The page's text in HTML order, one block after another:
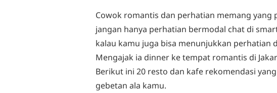
Cowok romantis dan perhatian memang yang
jangan hanya perhatian bermodal chat di
kalau kamu juga bisa menunjukkan perhatian
Mengajak ia dinner ke tempat romantis di
Berikut ini 20 resto dan kafe rekomendasi
gebetan ala kamu.